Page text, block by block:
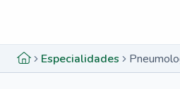
Especialidades